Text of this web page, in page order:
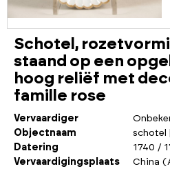
Schotel,
staand op een
hoog reliëf met
famille rose
Vervaardiger
Objectnaam
schotel
Datering
1740 /
Vervaardigingsplaats
China